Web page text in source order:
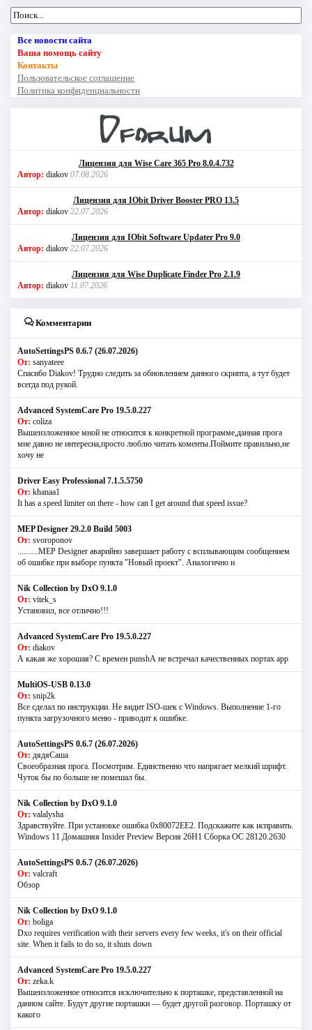
Все новости сайта
Ваша помощь сайту
Контакты
Пользовательское соглашение
Политика конфиденциальности
Лицензия для Wise Care 365 Pro 8.0.4.732
Автор: diakov 07.08.2026
Лицензия для IObit Driver Booster PRO 13.5
Автор: diakov 22.07.2026
Лицензия для IObit Software Updater Pro 9.0
Автор: diakov 22.07.2026
Лицензия для Wise Duplicate Finder Pro 2.1.9
Автор: diakov 11.07.2026
Комментарии
AutoSettingsPS 0.6.7 (26.07.2026)
От: sanyateee
Спасибо Diakov! Трудно следить за обновлением данного скрипта, а тут будет
всегда под рукой.
Advanced SystemCare Pro 19.5.0.227
От: coliza
Вышеизложенное мной не относится к конкретной программе,данная прога
мне давно не интересна,просто люблю читать коменты.Поймите правильно,не
хочу не
Driver Easy Professional 7.1.5.5750
От: khanaa1
It has a speed limiter on there - how can I get around that speed issue?
MEP Designer 29.2.0 Build 5003
От: svoroponov
..........MEP Designer аварийно завершает работу с всплывающим сообщением
об ошибке при выборе пункта "Новый проект". Аналогично и
Nik Collection by DxO 9.1.0
От: vitek_s
Установил, все отлично!!!
Advanced SystemCare Pro 19.5.0.227
От: diakov
А какая же хорошая? С времен punshА не встречал качественных портах app
MultiOS-USB 0.13.0
От: snip2k
Все сделал по инструкции. Не видит ISO-шек с Windows. Выполнение 1-го
пункта загрузочного меню - приводит к ошибке.
AutoSettingsPS 0.6.7 (26.07.2026)
От: дядяСаша
Своеобразная прога. Посмотрим. Единственно что напрягает мелкий шрифт.
Чуток бы по больше не помешал бы.
Nik Collection by DxO 9.1.0
От: valalysha
Здравствуйте. При установке ошибка 0х80072EE2. Подскажите как исправить.
Windows 11 Домашняя Insider Preview Версия 26H1 Сборка ОС 28120.2630
AutoSettingsPS 0.6.7 (26.07.2026)
От: valcraft
Обзор
Nik Collection by DxO 9.1.0
От: boliga
Dxo requires verification with their servers every few weeks, it's on their official
site. When it fails to do so, it shuts down
Advanced SystemCare Pro 19.5.0.227
От: zeka.k
Вышеизложенное относится исключительно к порташке, представленной на
данном сайте. Будут другие порташки — будет другой разговор. Порташку от
какого